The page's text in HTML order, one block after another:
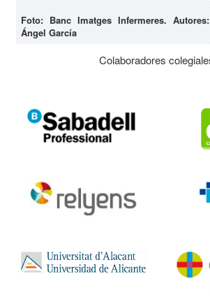
Foto: Banc Imatges Infermeres.
Ángel García
Colaboradores